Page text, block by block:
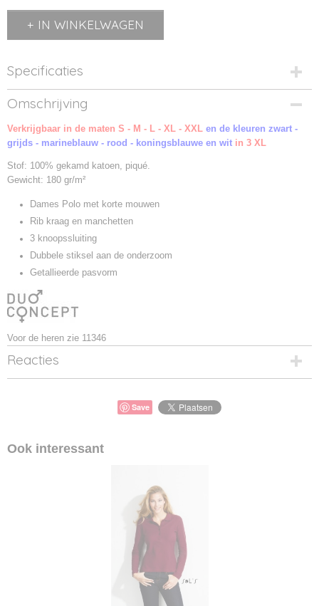
IN WINKELWAGEN
Specificaties
Productcode
11347-1
Productcode leverancier
11347
Omschrijving
Verkrijgbaar in de maten S - M - L - XL - XXL en de kleuren zwart -
grijds - marineblauw - rood - koningsblauwe en wit in 3 XL
Stof: 100% gekamd katoen, piqué.
Gewicht: 180 gr/m²
Dames Polo met korte mouwen
Rib kraag en manchetten
3 knoopssluiting
Dubbele stiksel aan de onderzoom
Getallieerde pasvorm
Voor de heren zie 11346
Reacties
Save
Ook interessant